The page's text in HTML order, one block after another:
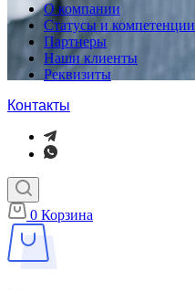
О компании
Статусы и компетенции
Партнеры
Наши клиенты
Реквизиты
Контакты
0 Корзина